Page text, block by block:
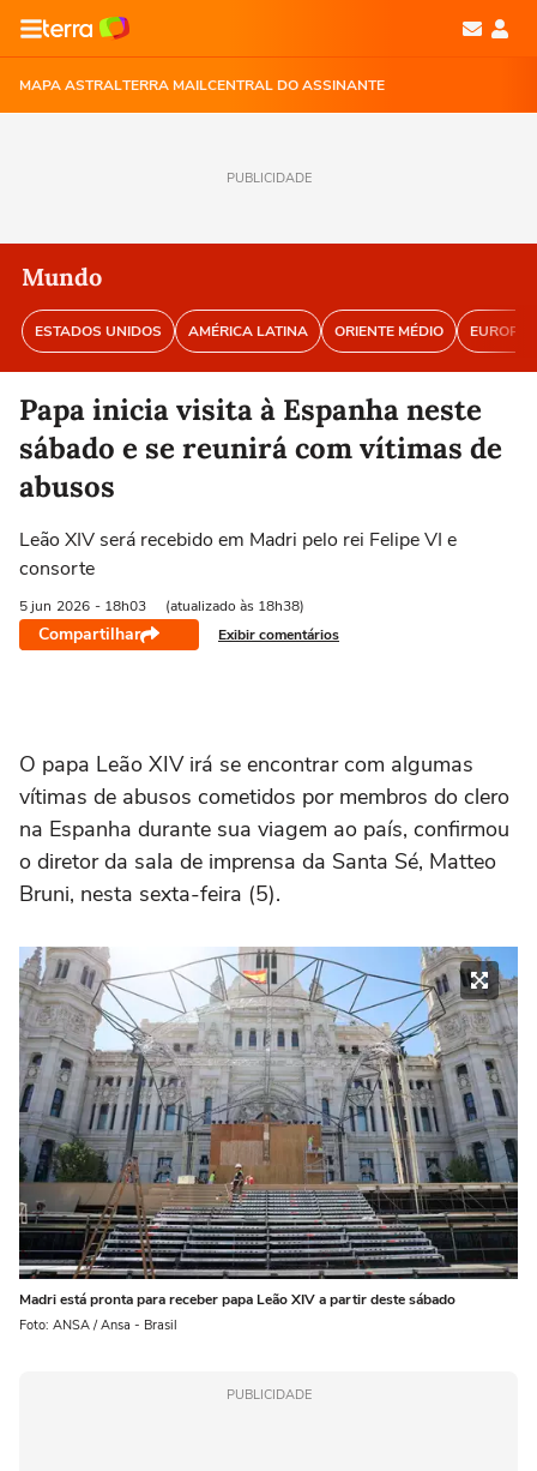
MAPA ASTRALTERRA MAILCENTRAL DO ASSINANTE
PUBLICIDADE
Mundo
ESTADOS UNIDOS AMÉRICA LATINA ORIENTE MÉDIO EUROPA
Papa inicia visita à Espanha neste
sábado e se reunirá com vítimas de
abusos
Leão XIV será recebido em Madri pelo rei Felipe VI e
consorte
5 jun 2026 - 18h03 (atualizado às 18h38)
Compartilhar Exibir comentários
O papa Leão XIV irá se encontrar com algumas
vítimas de abusos cometidos por membros do clero
na Espanha durante sua viagem ao país, confirmou
o diretor da sala de imprensa da Santa Sé, Matteo
Bruni, nesta sexta-feira (5).
Madri está pronta para receber papa Leão XIV a partir deste sábado
Foto: ANSA / Ansa - Brasil
PUBLICIDADE